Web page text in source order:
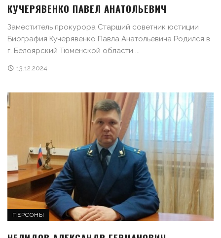
КУЧЕРЯВЕНКО ПАВЕЛ АНАТОЛЬЕВИЧ
Заместитель прокурора Старший советник юстиции
Биография Кучерявенко Павла Анатольевича Родился в
г. Белоярский Тюменской области ...
13.12.2024
ПЕРСОНЫ